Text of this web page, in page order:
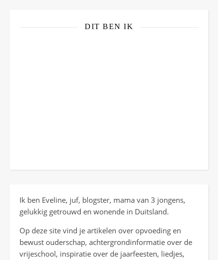
DIT BEN IK
Ik ben Eveline, juf, blogster, mama van 3 jongens,
gelukkig getrouwd en wonende in Duitsland.
Op deze site vind je artikelen over opvoeding en
bewust ouderschap, achtergrondinformatie over de
vrijeschool, inspiratie over de jaarfeesten, liedjes,